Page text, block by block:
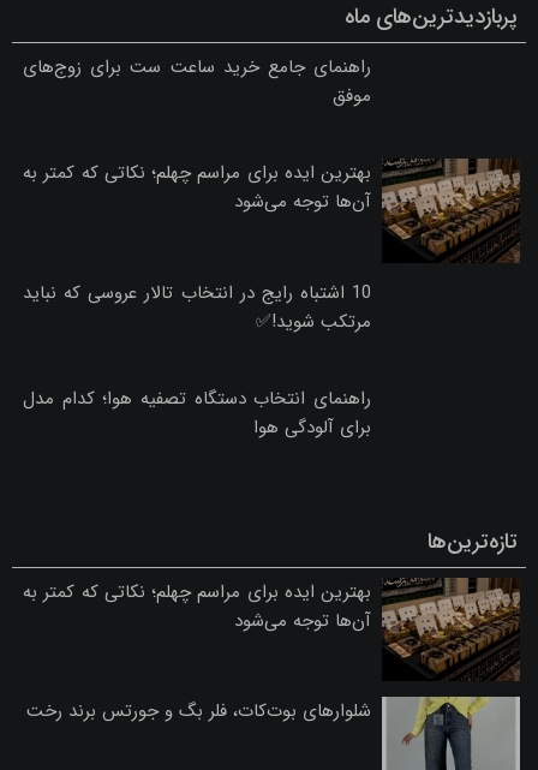
بهترین زمان برای کاشت مو چه زمانی است؟
راهنمای جامع خرید ساعت ست برای زوج‌های موفق
پربازدیدترین‌های ماه
راهنمای جامع خرید ساعت ست برای زوج‌های
بهترین ایده برای مراسم چهلم؛ نکاتی که کمتر به